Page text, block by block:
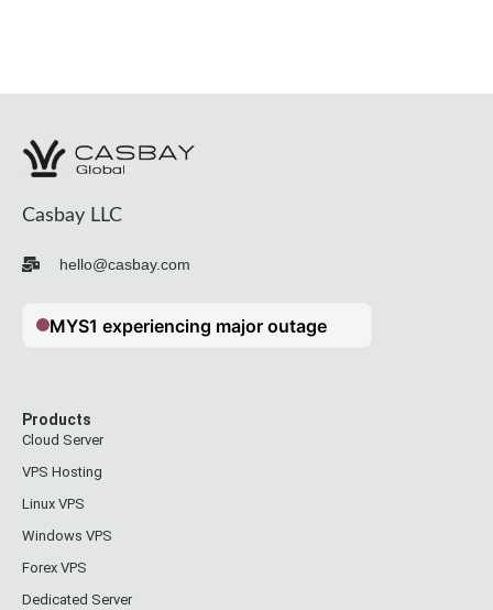
Casbay LLC
hello@casbay.com
Products
Cloud Server
VPS Hosting
Linux VPS
Windows VPS
Forex VPS
Dedicated Server